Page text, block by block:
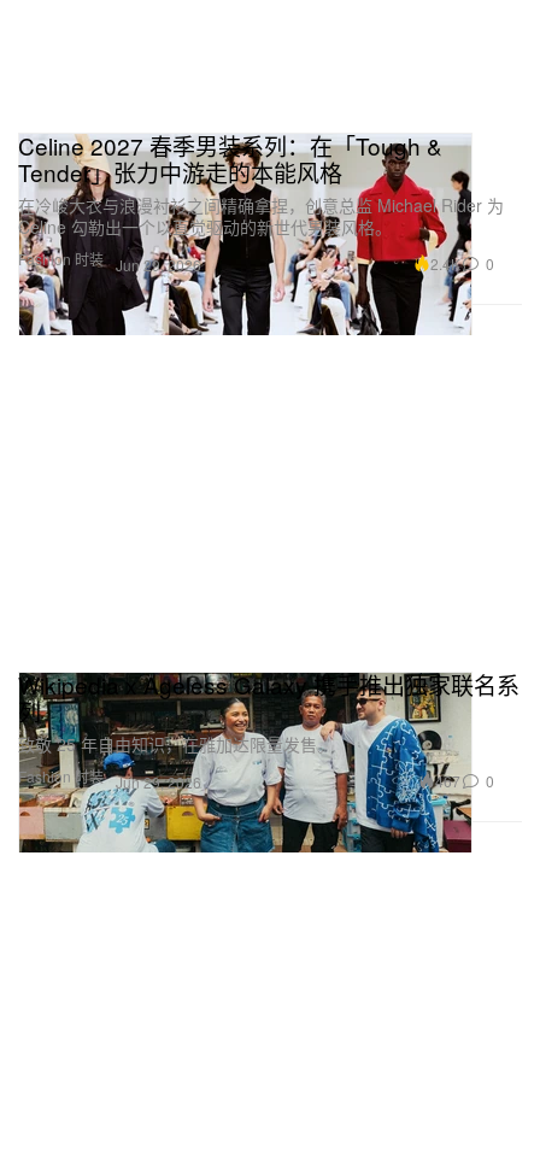
Fashion 时装
Celine 2027 春季男装系列：在「Tough &
Tender」张力中游走的本能风格
在冷峻大衣与浪漫衬衫之间精确拿捏，创意总监 Michael Rider 为
Celine 勾勒出一个以直觉驱动的新世代男装风格。
Jun 29, 2026 2.4K 0
Fashion 时装
Wikipedia x Ageless Galaxy 携手推出独家联名系
列
致敬 25 年自由知识，在雅加达限量发售。
Jun 29, 2026 467 0